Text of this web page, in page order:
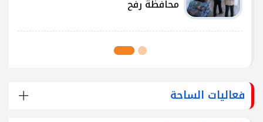
محافظة رفح
فعاليات الساحة